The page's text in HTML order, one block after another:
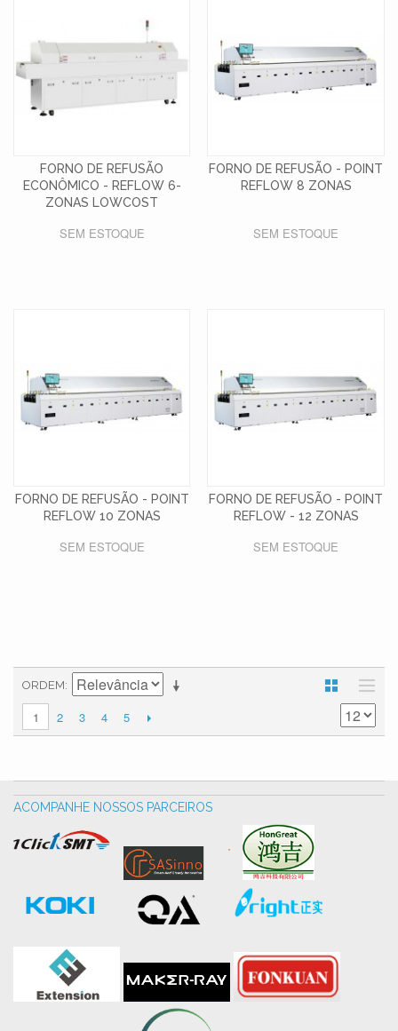
FORNO DE REFUSÃO
ECONÔMICO - REFLOW 6-
ZONAS LOWCOST
SEM ESTOQUE
FORNO DE REFUSÃO - POINT
REFLOW 8 ZONAS
SEM ESTOQUE
FORNO DE REFUSÃO - POINT
REFLOW 10 ZONAS
SEM ESTOQUE
FORNO DE REFUSÃO - POINT
REFLOW - 12 ZONAS
SEM ESTOQUE
ORDEM
1 2 3 4 5
ACOMPANHE NOSSOS PARCEIROS